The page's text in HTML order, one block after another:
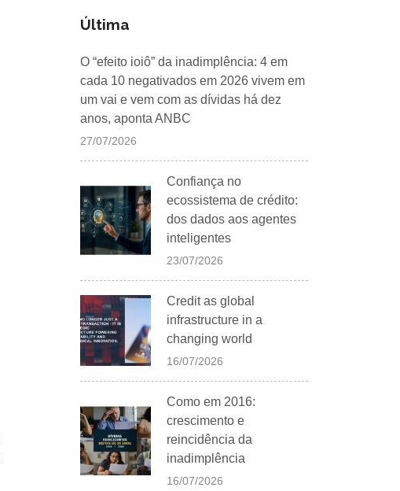
Última
O “efeito ioiô” da inadimplência: 4 em
cada 10 negativados em 2026 vivem em
um vai e vem com as dívidas há dez
anos, aponta ANBC
27/07/2026
Confiança no
ecossistema de crédito:
dos dados aos agentes
inteligentes
23/07/2026
Credit as global
infrastructure in a
changing world
16/07/2026
Como em 2016:
crescimento e
reincidência da
inadimplência
16/07/2026